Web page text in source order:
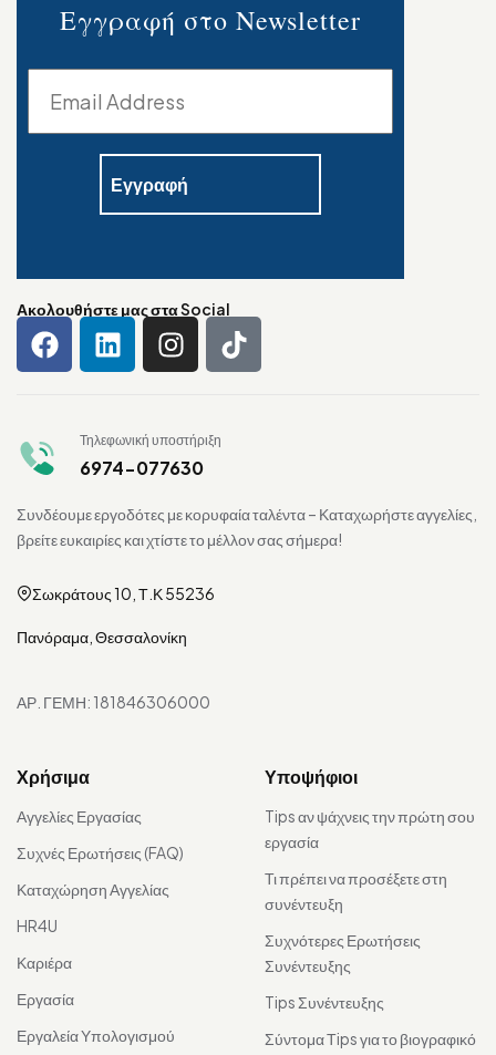
Εγγραφή στο Newsletter
Ακολουθήστε μας στα Social
Τηλεφωνική υποστήριξη
6974-077630
Συνδέουμε εργοδότες με κορυφαία ταλέντα – Καταχωρήστε αγγελίες,
βρείτε ευκαιρίες και χτίστε το μέλλον σας σήμερα!
Σωκράτους 10, Τ.Κ 55236
Πανόραμα, Θεσσαλονίκη
ΑΡ. ΓΕΜΗ: 181846306000
Χρήσιμα
Αγγελίες Εργασίας
Συχνές Ερωτήσεις (FAQ)
Καταχώρηση Αγγελίας
HR4U
Καριέρα
Εργασία
Εργαλεία Υπολογισμού
Υποψήφιοι
Tips αν ψάχνεις την πρώτη σου
εργασία
Τι πρέπει να προσέξετε στη
συνέντευξη
Συχνότερες Ερωτήσεις
Συνέντευξης
Tips Συνέντευξης
Σύντομα Τips για το βιογραφικό